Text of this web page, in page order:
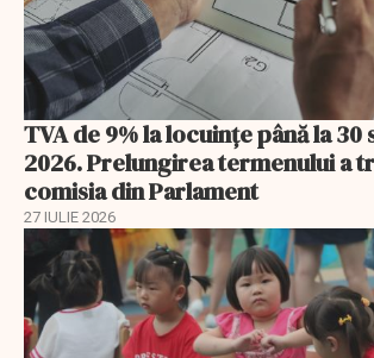
TVA de 9% la locuințe până la
2026. Prelungirea termenului a
comisia din Parlament
27 IULIE 2026